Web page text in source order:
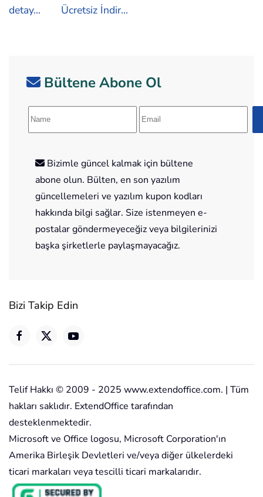
detay...
Ücretsiz İndir...
Bültene Abone Ol
Bizimle güncel kalmak için bültene
abone olun. Bülten, en son yazılım
güncellemeleri ve yazılım kupon kodları
hakkında bilgi sağlar. Size istenmeyen e-
postalar göndermeyeceğiz veya bilgilerinizi
başka şirketlerle paylaşmayacağız.
Bizi Takip Edin
Telif Hakkı © 2009 - 2025 www.extendoffice.com. | Tüm
hakları saklıdır. ExtendOffice tarafından
desteklenmektedir.
Microsoft ve Office logosu, Microsoft Corporation'ın
Amerika Birleşik Devletleri ve/veya diğer ülkelerdeki
ticari markaları veya tescilli ticari markalarıdır.